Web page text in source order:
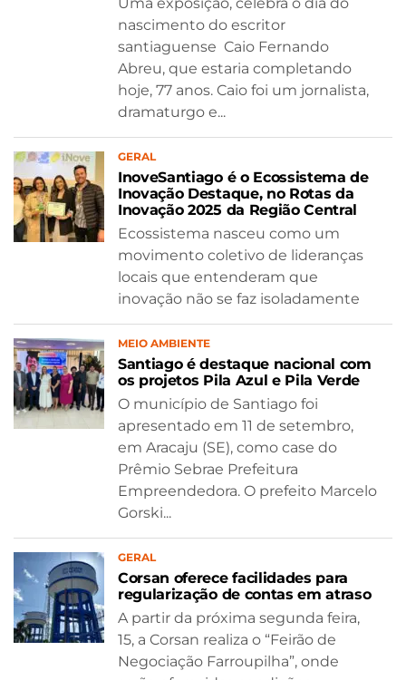
nascimento do escritor
santiaguense Caio Fernando
Abreu, que estaria completando
hoje, 77 anos. Caio foi um jornalista,
dramaturgo e...
GERAL
InoveSantiago é o Ecossistema de
Inovação Destaque, no Rotas da
Inovação 2025 da Região Central
Ecossistema nasceu como um
movimento coletivo de lideranças
locais que entenderam que
inovação não se faz isoladamente
MEIO AMBIENTE
Santiago é destaque nacional com
os projetos Pila Azul e Pila Verde
O município de Santiago foi
apresentado em 11 de setembro,
em Aracaju (SE), como case do
Prêmio Sebrae Prefeitura
Empreendedora. O prefeito Marcelo
Gorski...
GERAL
Corsan oferece facilidades para
regularização de contas em atraso
A partir da próxima segunda feira,
15, a Corsan realiza o “Feirão de
Negociação Farroupilha”, onde